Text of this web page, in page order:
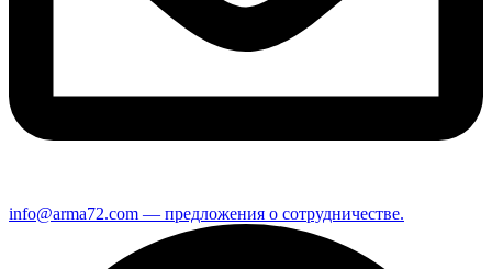
info@arma72.com — предложения о сотрудничестве.